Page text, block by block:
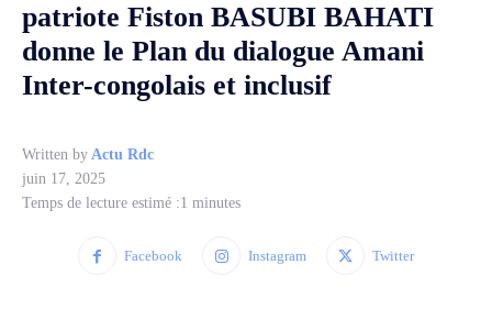
patriote Fiston BASUBI BAHATI
donne le Plan du dialogue Amani
Inter-congolais et inclusif
Written by Actu Rdc
juin 17, 2025
Temps de lecture estimé :1 minutes
Facebook Instagram Twitter